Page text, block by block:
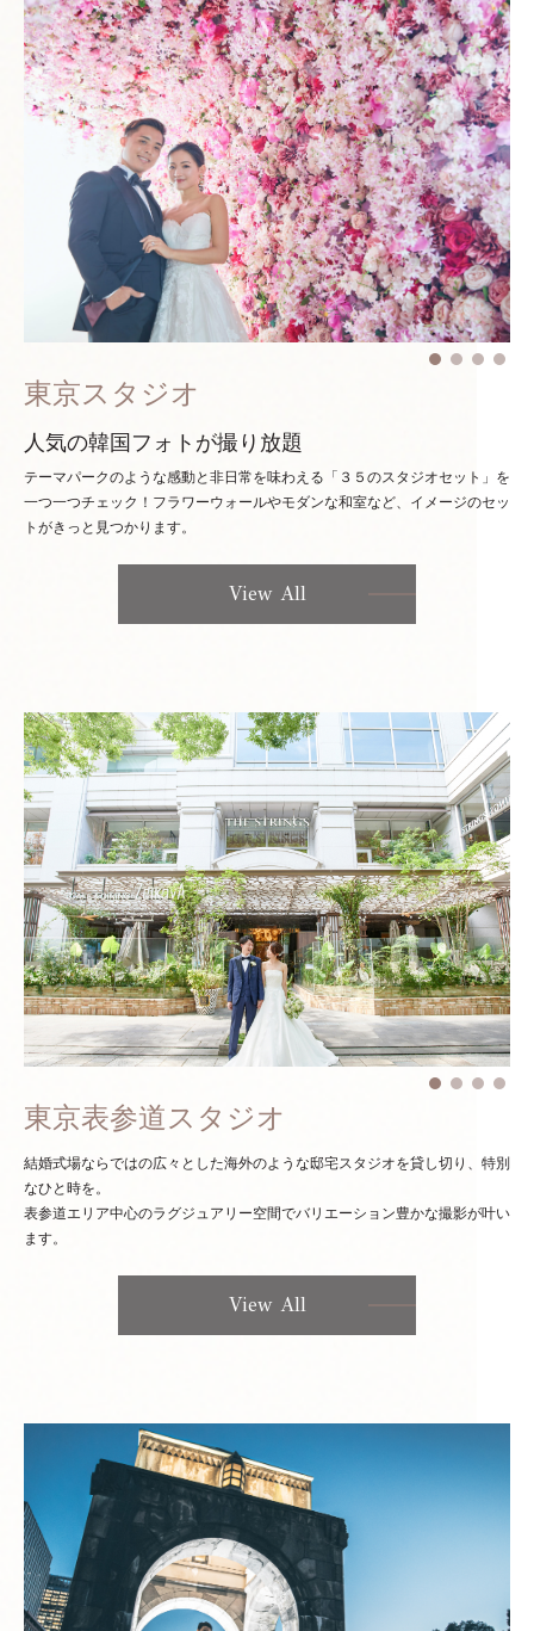
東京スタジオ
人気の韓国フォトが撮り放題
テーマパークのような感動と非日常を味わえる「３５のスタジオセット」を
一つ一つチェック！ フラワーウォールやモダンな和室など、イメージのセッ
トがきっと見つかります。
View All
東京表参道スタジオ
結婚式場ならではの広々とした海外のような邸宅スタジオを貸し切り、特別
なひと時を。
表参道エリア中心のラグジュアリー空間でバリエーション豊かな撮影が叶い
ます。
View All